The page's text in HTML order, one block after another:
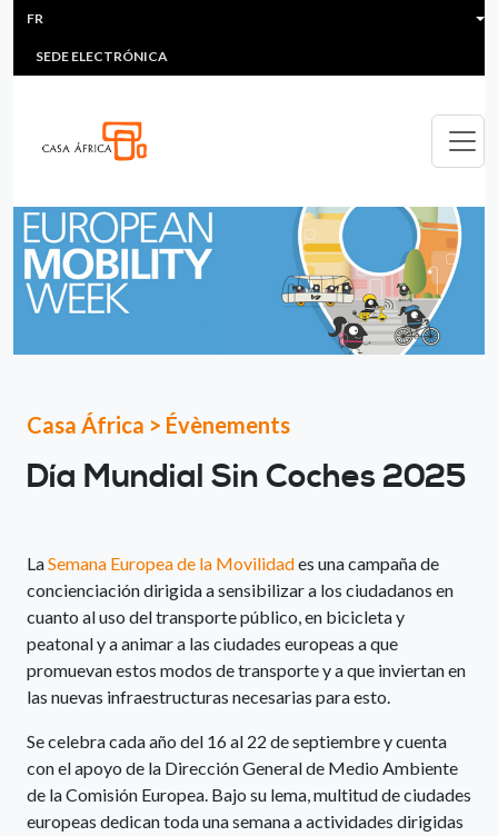
Aller au contenu principal
HEADER MENU
MULTIMEDIA
SEDE ELECTRÓNICA
FR
Casa África > Évènements
Día Mundial Sin Coches 2025
LaSemana Europea de la Movilidades una campaña de
concienciación dirigida a sensibilizar a los ciudadanos en
cuanto al uso del transporte público, en bicicleta y
peatonal y a animar a las ciudades europeas a que
promuevan estos modos de transporte y a que inviertan en
las nuevas infraestructuras necesarias para esto.
Se celebra cada año del 16 al 22 de septiembre y cuenta
con el apoyo de la Dirección General de Medio Ambiente
de la Comisión Europea. Bajo su lema, multitud de ciudades
europeas dedican toda una semana a actividades dirigidas